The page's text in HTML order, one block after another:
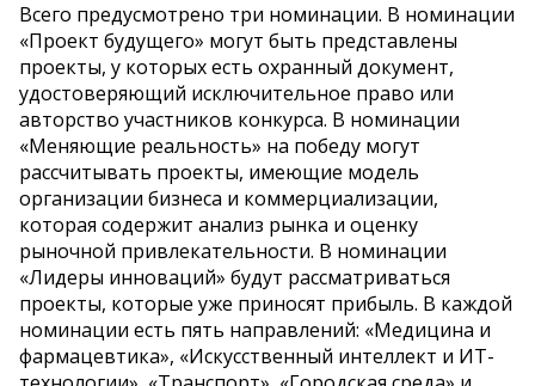
Всего предусмотрено три номинации. В номинации
«Проект будущего» могут быть представлены
проекты, у которых есть охранный документ,
удостоверяющий исключительное право или
авторство участников конкурса. В номинации
«Меняющие реальность» на победу могут
рассчитывать проекты, имеющие модель
организации бизнеса и коммерциализации,
которая содержит анализ рынка и оценку
рыночной привлекательности. В номинации
«Лидеры инноваций» будут рассматриваться
проекты, которые уже приносят прибыль. В каждой
номинации есть пять направлений: «Медицина и
фармацевтика», «Искусственный интеллект и ИТ-